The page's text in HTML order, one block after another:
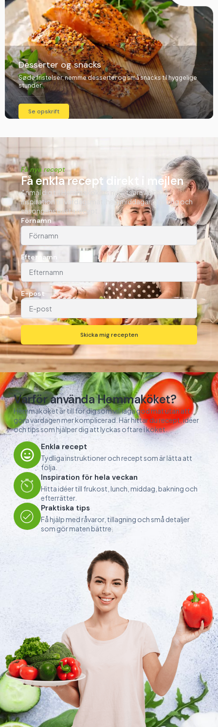
Desserter og snacks
Søde fristelser, nemme desserter og små snacks til hyggelige
stunder.
Se opskrift
Få nya recept
Få enkla recept direkt i mejlen
Anmäl dig till Hemmakökets nyhetsbrev och få
inspiration till vardagsmat, helgmiddagar, bakning och
säsongens bästa recept.
Förnamn
Efternamn
E-post
Skicka mig recepten
Varför använda Hemmaköket?
Hemmaköket är till för dig som vill laga god mat utan att
göra vardagen mer komplicerad. Här hittar du recept, idéer
och tips som hjälper dig att lyckas oftare i köket.
Enkla recept
Tydliga instruktioner och recept som är lätta att
följa.
Inspiration för hela veckan
Hitta idéer till frukost, lunch, middag, bakning och
efterrätter.
Praktiska tips
Få hjälp med råvaror, tillagning och små detaljer
som gör maten bättre.